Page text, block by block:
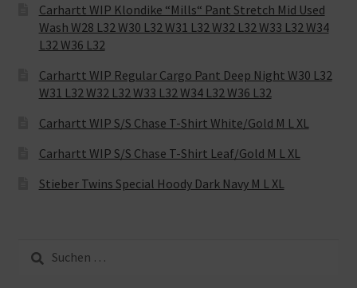
Carhartt WIP Klondike “Mills“ Pant Stretch Mid Used
Wash W28 L32 W30 L32 W31 L32 W32 L32 W33 L32 W34
L32 W36 L32
Carhartt WIP Regular Cargo Pant Deep Night W30 L32
W31 L32 W32 L32 W33 L32 W34 L32 W36 L32
Carhartt WIP S/S Chase T-Shirt White/Gold M L XL
Carhartt WIP S/S Chase T-Shirt Leaf/Gold M L XL
Stieber Twins Special Hoody Dark Navy M L XL
Suche
nach: